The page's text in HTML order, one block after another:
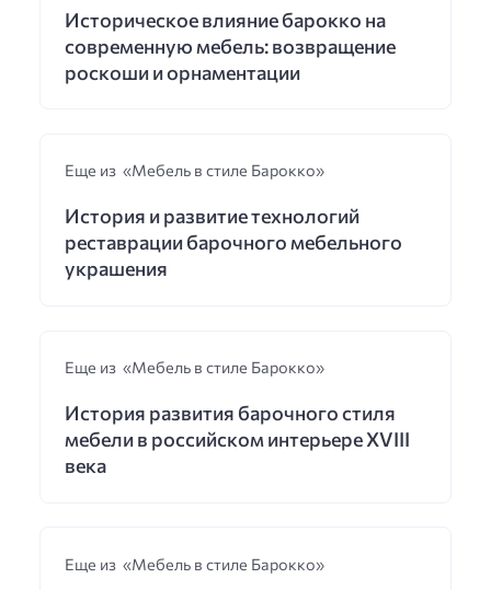
Историческое влияние барокко на
современную мебель: возвращение
роскоши и орнаментации
Еще из «Мебель в стиле Барокко»
История и развитие технологий
реставрации барочного мебельного
украшения
Еще из «Мебель в стиле Барокко»
История развития барочного стиля
мебели в российском интерьере XVIII
века
Еще из «Мебель в стиле Барокко»